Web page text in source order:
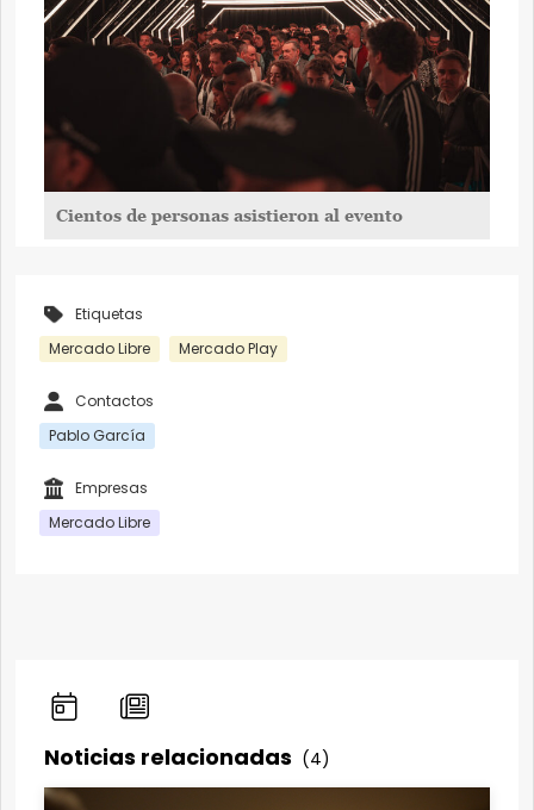
Cientos de personas asistieron al evento
Etiquetas
Mercado Libre
Mercado Play
Contactos
Pablo García
Empresas
Mercado Libre
Noticias relacionadas (4)